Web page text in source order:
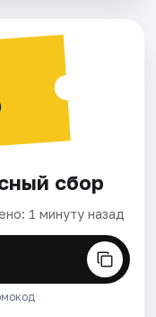
сбор
1 минуту назад